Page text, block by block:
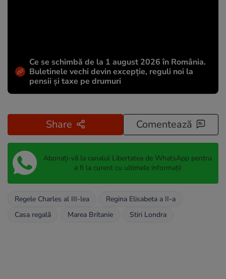
Ce se schimbă de la 1 august 2026 în România.
Buletinele vechi devin excepție, reguli noi la
pensii și taxe pe drumuri
Share Comentează
Abonați-vă la canalul Libertatea de WhatsApp pentru
a fi la curent cu ultimele informații
Regele Charles al III-lea
Regina Elisabeta a II-a
Casa regală
Marea Britanie Stiri Londra